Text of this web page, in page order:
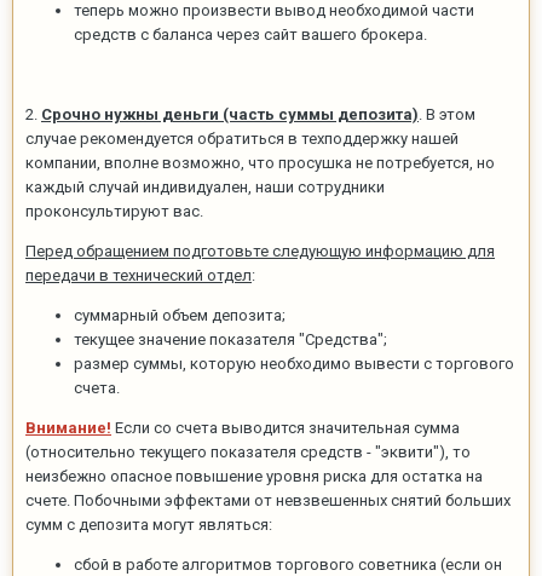
теперь можно произвести вывод необходимой части
средств с баланса через сайт вашего брокера.
2. Срочно нужны деньги (часть суммы депозита). В этом
случае рекомендуется обратиться в техподдержку нашей
компании, вполне возможно, что просушка не потребуется, но
каждый случай индивидуален, наши сотрудники
проконсультируют вас.
Перед обращением подготовьте следующую информацию для
передачи в технический отдел:
суммарный объем депозита;
текущее значение показателя "Средства";
размер суммы, которую необходимо вывести с торгового
счета.
Внимание! Если со счета выводится значительная сумма
(относительно текущего показателя средств - "эквити"), то
неизбежно опасное повышение уровня риска для остатка на
счете. Побочными эффектами от невзвешенных снятий больших
сумм с депозита могут являться:
сбой в работе алгоритмов торгового советника (если он